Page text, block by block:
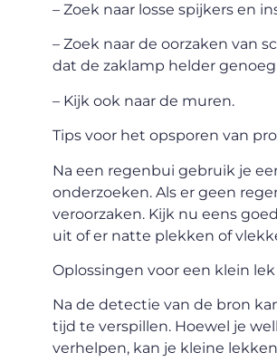
– Zoek naar losse spijkers en
– Zoek naar de oorzaken van
dat de zaklamp helder genoeg
– Kijk ook naar de muren.
Tips voor het opsporen van
Na een regenbui gebruik je
onderzoeken. Als er geen
veroorzaken. Kijk nu eens
uit of er natte plekken of
Oplossingen voor een klein lek
Na de detectie van de bron
tijd te verspillen. Hoewel je
verhelpen, kan je kleine